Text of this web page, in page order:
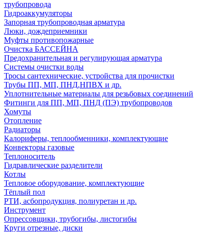
трубопровода
Гидроаккумуляторы
Запорная трубопроводная арматура
Люки, дождеприемники
Муфты противопожарные
Очистка БАССЕЙНА
Предохранительная и регулирующая арматура
Системы очистки воды
Тросы сантехнические, устройства для прочистки
Трубы ПП, МП, ПНД,НПВХ и др.
Уплотнительные материалы для резьбовых соединений
Фитинги для ПП, МП, ПНД (ПЭ) трубопроводов
Хомуты
Отопление
Радиаторы
Калориферы, теплообменники, комплектующие
Конвекторы газовые
Теплоноситель
Гидравлические разделители
Котлы
Тепловое оборудование, комплектующие
Тёплый пол
РТИ, асбопродукция, полиуретан и др.
Инструмент
Опрессовщики, трубогибы, листогибы
Круги отрезные, диски